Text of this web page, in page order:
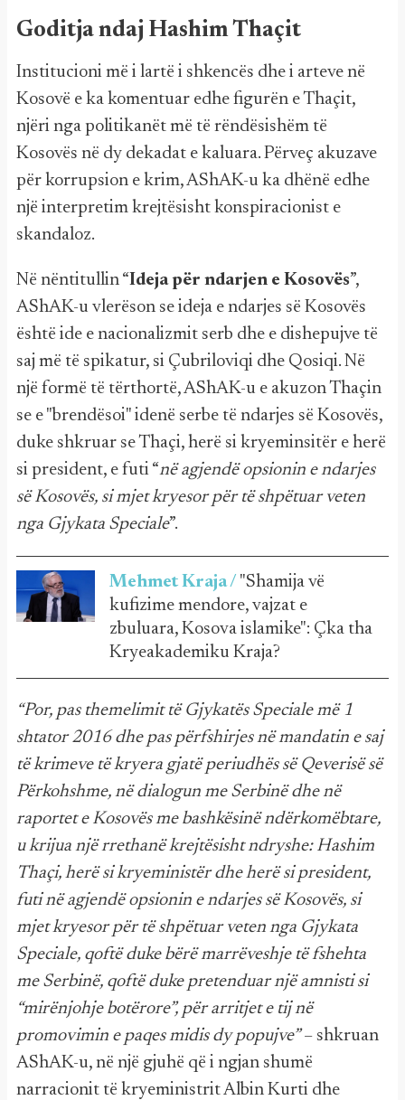
Goditja ndaj Hashim Thaçit
Institucioni më i lartë i shkencës dhe i arteve në
Kosovë e ka komentuar edhe figurën e Thaçit,
njëri nga politikanët më të rëndësishëm të
Kosovës në dy dekadat e kaluara. Përveç akuzave
për korrupsion e krim, AShAK-u ka dhënë edhe
një interpretim krejtësisht konspiracionist e
skandaloz.
Në nëntitullin “Ideja për ndarjen e Kosovës”,
AShAK-u vlerëson se ideja e ndarjes së Kosovës
është ide e nacionalizmit serb dhe e dishepujve të
saj më të spikatur, si Çubriloviqi dhe Qosiqi. Në
një formë të tërthortë, AShAK-u e akuzon Thaçin
se e "brendësoi" idenë serbe të ndarjes së Kosovës,
duke shkruar se Thaçi, herë si kryeminsitër e herë
si president, e futi “në agjendë opsionin e ndarjes
së Kosovës, si mjet kryesor për të shpëtuar veten
nga Gjykata Speciale”.
Mehmet Kraja / "Shamija vë
kufizime mendore, vajzat e
zbuluara, Kosova islamike": Çka tha
Kryeakademiku Kraja?
“Por, pas themelimit të Gjykatës Speciale më 1
shtator 2016 dhe pas përfshirjes në mandatin e saj
të krimeve të kryera gjatë periudhës së Qeverisë së
Përkohshme, në dialogun me Serbinë dhe në
raportet e Kosovës me bashkësinë ndërkomëbtare,
u krijua një rrethanë krejtësisht ndryshe: Hashim
Thaçi, herë si kryeministër dhe herë si president,
futi në agjendë opsionin e ndarjes së Kosovës, si
mjet kryesor për të shpëtuar veten nga Gjykata
Speciale, qoftë duke bërë marrëveshje të fshehta
me Serbinë, qoftë duke pretenduar një amnisti si
“mirënjohje botërore”, për arritjet e tij në
promovimin e paqes midis dy popujve”– shkruan
AShAK-u, në një gjuhë që i ngjan shumë
narracionit të kryeministrit Albin Kurti dhe